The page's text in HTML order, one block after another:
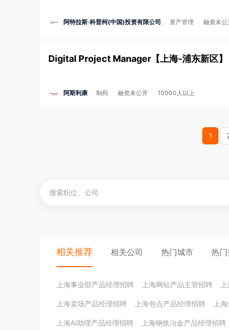
阿特拉斯·科普柯(中国)投资有限公司 资产管理 融资未公
Digital Project Manager 【 上海-浦东新区】
阿斯利康 制药 融资未公开 10000人以上
1
相关推荐 相关公司 热门城市 热
上海事业部产品经理招聘 上海网站产品主管招聘
上海卖场产品经理招聘 上海包点产品经理招聘 上
上海AI助理产品经理招聘 上海钢铁冶金产品经理招聘